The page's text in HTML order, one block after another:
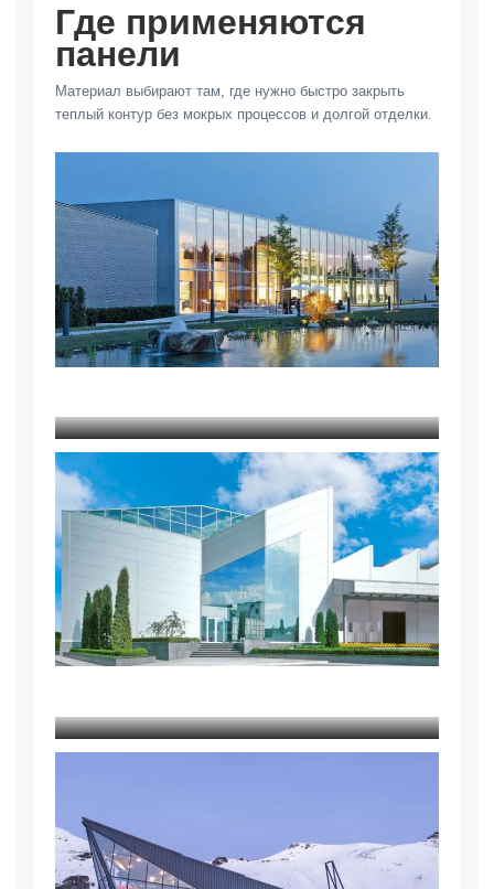
Где применяются
панели
Материал выбирают там, где нужно быстро закрыть
теплый контур без мокрых процессов и долгой отделки.